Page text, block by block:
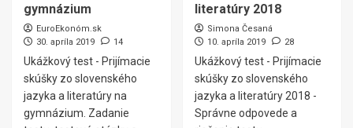
gymnázium
EuroEkonóm.sk
30. apríla 2019
14
Ukážkový test - Prijímacie
skúšky zo slovenského
jazyka a literatúry na
gymnázium. Zadanie
literatúry 2018
Simona Česaná
10. apríla 2019
28
Ukážkový test - Prijímacie
skúšky zo slovenského
jazyka a literatúry 2018 -
Správne odpovede a